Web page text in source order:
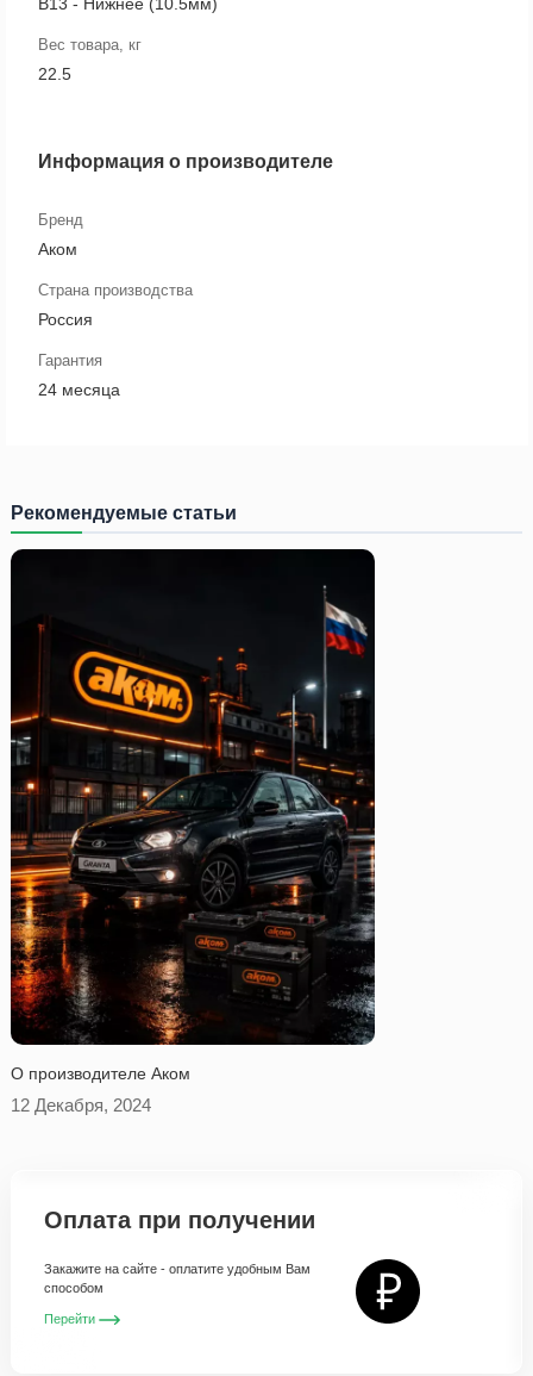
B13 - Нижнее (10.5мм)
Вес товара, кг
22.5
Информация о производителе
Бренд
Аком
Страна производства
Россия
Гарантия
24 месяца
Рекомендуемые статьи
O производителе Аком
12 Декабря, 2024
Оплата при получении
Закажите на сайте - оплатите удобным Вам
способом
Перейти